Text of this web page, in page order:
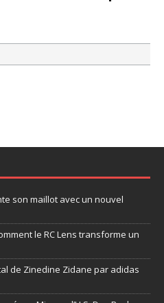
son maillot avec un nouvel
le RC Lens transforme un
de Zinedine Zidane par adidas